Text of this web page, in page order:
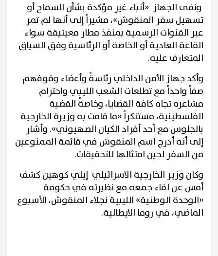
ونفى الجهاز «أنباء غير مؤكدة بشأن السماح أو
تسهيل سفر المنقوش»، مشيراً إلى أنها لم تمر
عبر القنوات الرسمية بمنفذ مطار معيتيقة سواء
القاعة العادية أو الخاصة أو الرئاسية وفق السياق
المتعارف عليه.
وأكد جهاز الأمن الداخلي رئاسةً وأعضاء وقوفهم
صفاً واحداً مع تطلعات الشعب الليبي واحترام
مشاعره تجاه كافة القضايا، وخاصةً القضية
الفلسطينية، مستنكراً «ما قامت به وزيرة الخارجية
بالجلوس مع أحد أفراد الكيان الصهيوني». وأشار
إلى أنه أدرج اسم المنقوش في قائمة الممنوعين
من السفر لحين امتثالها للتحقيقات.
وكان وزير الخارجية الاسرائيلي إيلي كوهين كشف
أمس عن لقاء جمعه مع نظيرته في حكومة
«الوحدة الوطنية» الليبية نجلاء المنقوش، الأسبوع
الماضي، في روما الايطالية.